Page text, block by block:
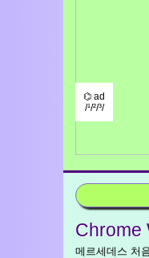
⌬ ad
/¹/²/³/
Chrome
메르세데스 처